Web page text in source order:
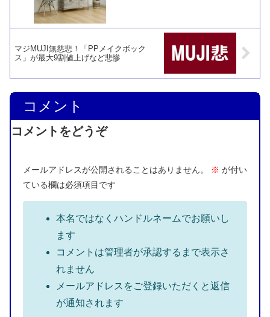
マジMUJI無慈悲！「PPメイクボック
ス」が最大9割値上げなど悲惨
コメント
コメントをどうぞ
メールアドレスが公開されることはありません。 ※ が付い
ている欄は必須項目です
本名ではなくハンドルネームでお願いし
ます
コメントは管理者が承認するまで表示さ
れません
メールアドレスをご登録いただくと返信
が通知されます